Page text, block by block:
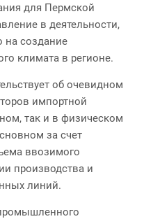
для Пермской
в деятельности,
на создание
климата в регионе.
об очевидном
импортной
так и в физическом
за счет
ввозимого
производства и
линий.